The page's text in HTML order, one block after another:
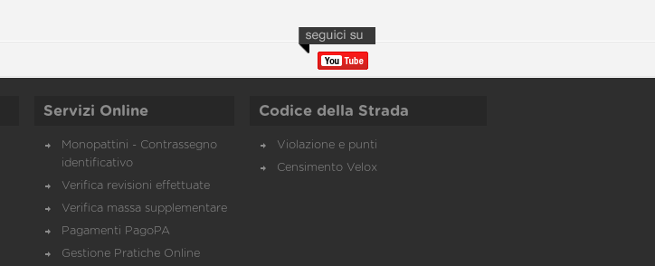
Servizi Online
Monopattini - Contrassegno
identificativo
Verifica revisioni effettuate
Verifica massa supplementare
Pagamenti PagoPA
Gestione Pratiche Online
Codice della Strada
Violazione e punti
Censimento Velox